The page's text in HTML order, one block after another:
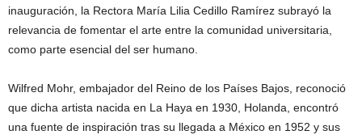
inauguración, la Rectora María Lilia Cedillo Ramírez subrayó la
relevancia de fomentar el arte entre la comunidad universitaria,
como parte esencial del ser humano.
Wilfred Mohr, embajador del Reino de los Países Bajos, reconoció
que dicha artista nacida en La Haya en 1930, Holanda, encontró
una fuente de inspiración tras su llegada a México en 1952 y sus